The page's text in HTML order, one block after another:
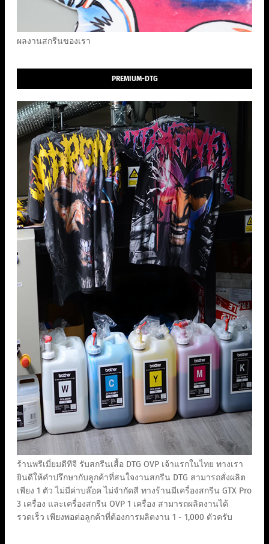
ผลงานสกรีนของเรา
PREMIUM-DTG
ร้านพรีเมี่ยมดีทีจี รับสกรีนเสื้อ DTG OVP เจ้าแรกในไทย ทางเรา
ยินดีให้คำปรึกษากับลูกค้าที่สนใจงานสกรีน DTG สามารถสั่งผลิต
เพียง 1 ตัว ไม่มีค่าบล๊อค ไม่จำกัดสี ทางร้านมีเครื่องสกรีน GTX Pro
3 เครื่อง และเครื่องสกรีน OVP 1 เครื่อง สามารถผลิตงานได้
รวดเร็ว เพียงพอต่อลูกค้าที่ต้องการผลิตงาน 1 - 1,000 ตัวครับ